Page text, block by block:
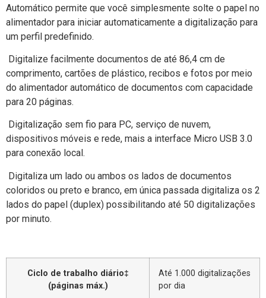
Automático permite que você simplesmente solte o papel no
alimentador para iniciar automaticamente a digitalização para
um perfil predefinido.
Digitalize facilmente documentos de até 86,4 cm de
comprimento, cartões de plástico, recibos e fotos por meio
do alimentador automático de documentos com capacidade
para 20 páginas.
Digitalização sem fio para PC, serviço de nuvem,
dispositivos móveis e rede, mais a interface Micro USB 3.0
para conexão local.
Digitaliza um lado ou ambos os lados de documentos
coloridos ou preto e branco, em única passada digitaliza os 2
lados do papel (duplex) possibilitando até 50 digitalizações
por minuto.
Ciclo de trabalho diário‡
(páginas máx.)
Até 1.000 digitalizações
por dia